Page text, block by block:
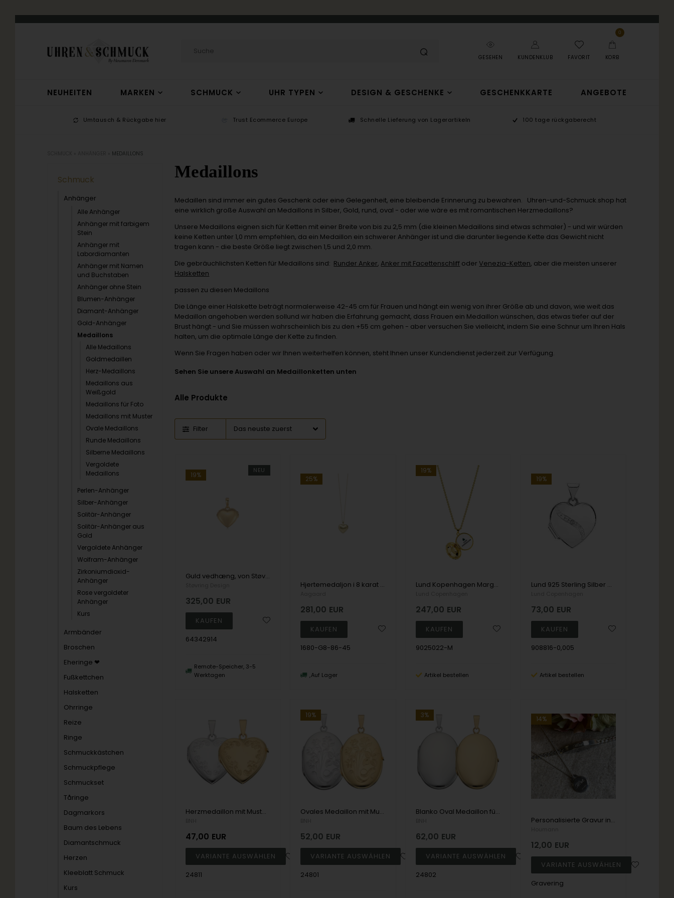
GESEHEN KUNDENKLUB FAVORIT
0
KORB
NEUHEITEN MARKEN SCHMUCK UHR TYPEN DESIGN & GESCHENKE GESCHENKKARTE ANGEBOTE
Umtausch & Rückgabe hier Trust Ecommerce Europe Schnelle Lieferung von Lagerartikeln 100 tage rückgaberecht
MEDAILLONS
Schmuck
Anhänger
Alle Anhänger
Anhänger mit farbigem
Stein
Anhänger mit
Labordiamanten
Anhänger mit Namen
und Buchstaben
Anhänger ohne Stein
Blumen-Anhänger
Diamant-Anhänger
Gold-Anhänger
Medaillons
Alle Medaillons
Goldmedaillen
Herz-Medaillons
Medaillons aus
Weißgold
Medaillons für Foto
Medaillons mit Muster
Ovale Medaillons
Runde Medaillons
Silberne Medaillons
Vergoldete
Medaillons
Perlen-Anhänger
Silber-Anhänger
Solitär-Anhänger
Solitär-Anhänger aus
Gold
Vergoldete Anhänger
Wolfram-Anhänger
Zirkoniumdioxid-
Anhänger
Rose vergoldeter
Anhänger
Kurs
Armbänder
Broschen
Eheringe ❤
Fußkettchen
Halsketten
Ohrringe
Reize
Ringe
Schmuckkästchen
Schmuckpflege
Schmuckset
Tåringe
Dagmarkors
Baum des Lebens
Diamantschmuck
Herzen
Kleeblatt Schmuck
Kurs
Medaillons
Medaillen sind immer ein gutes Geschenk oder eine Gelegenheit, eine bleibende Erinnerung zu bewahren. Uhren-und-Schmuck.shop hat
eine wirklich große Auswahl an Medaillons in Silber, Gold, rund, oval - oder wie wäre es mit romantischen Herzmedaillons?
Unsere Medaillons eignen sich für Ketten mit einer Breite von bis zu 2,5 mm (die kleinen Medaillons sind etwas schmaler) - und wir würden
keine Ketten unter 1,0 mm empfehlen, da ein Medaillon ein schwerer Anhänger ist und die darunter liegende Kette das Gewicht nicht
tragen kann - die beste Größe liegt zwischen 1,5 und 2,0 mm.
Die gebräuchlichsten Ketten für Medaillons sind: Runder Anker, Anker mit Facettenschliff oderVenezia-Ketten, aber die meisten unserer
Halsketten
passen zu diesen Medaillons
Die Länge einer Halskette beträgt normalerweise 42-45 cm für Frauen und hängt ein wenig von ihrer Größe ab und davon, wie weit das
Medaillon angehoben werden sollund wir haben die Erfahrung gemacht, dass Frauen ein Medaillon wünschen, das etwas tiefer auf der
Brust hängt - und Sie müssen wahrscheinlich bis zu den +55 cm gehen - aber versuchen Sie vielleicht, indem Sie eine Schnur um Ihren Hals
halten, um die optimale Länge der Kette zu finden.
Wenn Sie Fragen haben oder wir Ihnen weiterhelfen können, steht Ihnen unser Kundendienst jederzeit zur Verfügung.
Sehen Sie unsere Auswahl an Medaillonketten unten
Alle Produkte
Filter
NEU
19%
Guld vedhæng, von Støvring Design
325,00 EUR
64342914
Remote-Speicher, 3-5
Werktagen
25%
Hjertemedaljon i 8 karat guld med 45 cm kæde, Aagaard
281,00 EUR
1680-G8-86-45
Auf Lager
19%
Lund Kopenhagen Marguerite 24 Karat vergoldetes Collier/Medaillon, Modell 9025022-M
247,00 EUR
9025022-M
Artikel bestellen
19%
Lund 925 Sterling Silber Herz Madallion Rohling mit Muster, Modell 908816-0.005
73,00 EUR
908816-0,005
Artikel bestellen
Herzmedaillon mit Muster für 2 x Foto in Silber oder Gold - Verschiedene Größen
47,00 EUR
24811
19%
Ovales Medaillon mit Muster für Foto in Silber oder Gold - Verschiedene Größen
52,00 EUR
24801
3%
Blanko Oval Medaillon für Foto in Silber oder Gold - Verschiedene Größen
62,00 EUR
24802
14%
Personalisierte Gravur in Schmuck, Geschenke und Uhren
12,00 EUR
Gravering